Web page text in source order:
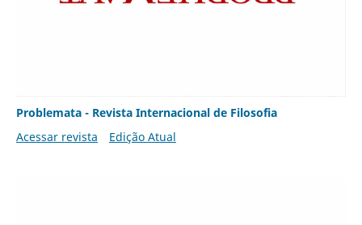
Problemata - Revista Internacional de Filosofia
Acessar revista
Edição Atual